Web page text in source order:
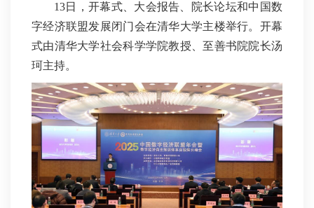
13日，开幕式、大会报告、院长论坛和中国数
字经济联盟发展闭门会在清华大学主楼举行。开幕
式由清华大学社会科学学院教授、至善书院院长汤
珂主持。